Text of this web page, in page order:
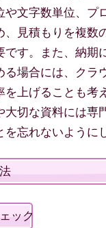
や文字数単位、プ
、見積もりを複数
す。また、納期
場合には、クラ
を上げることも考
大切な資料には専
を忘れないように
ック